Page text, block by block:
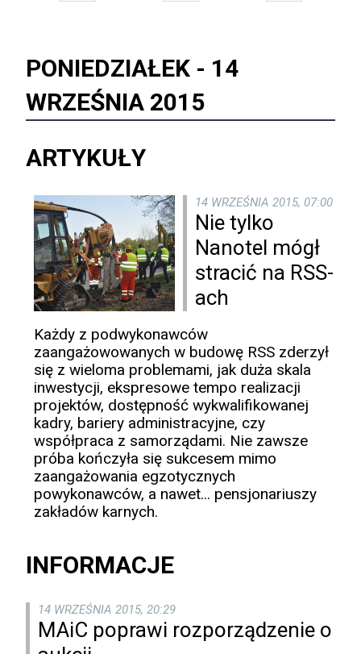
PONIEDZIAŁEK - 14
WRZEŚNIA 2015
ARTYKUŁY
14 WRZEŚNIA 2015, 07:00
Nie tylko
Nanotel mógł
stracić na RSS-
ach
Każdy z podwykonawców
zaangażowowanych w budowę RSS zderzył
się z wieloma problemami, jak duża skala
inwestycji, ekspresowe tempo realizacji
projektów, dostępność wykwalifikowanej
kadry, bariery administracyjne, czy
współpraca z samorządami. Nie zawsze
próba kończyła się sukcesem mimo
zaangażowania egzotycznych
powykonawców, a nawet... pensjonariuszy
zakładów karnych.
INFORMACJE
14 WRZEŚNIA 2015, 20:29
MAiC poprawi rozporządzenie o